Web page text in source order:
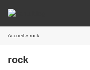
Accueil » rock
rock